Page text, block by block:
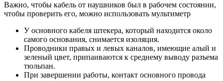
Важно, чтобы кабель от наушников был в рабочем состоянии,
чтобы проверить его, можно использовать мультиметр
У основного кабеля штекера, который находится около
самого основания, снимается изоляция.
Проводники правых и левых каналов, имеющие алый и
зеленый цвет, припаиваются к среднему выводу разъема
тюльпан.
При завершении работы, контакт основного провода